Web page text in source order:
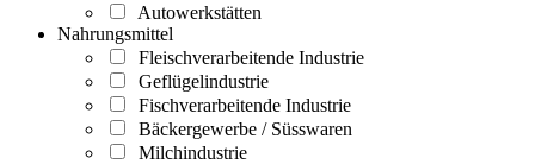
Autowerkstätten
Nahrungsmittel
Fleischverarbeitende Industrie
Geflügelindustrie
Fischverarbeitende Industrie
Bäckergewerbe / Süsswaren
Milchindustrie